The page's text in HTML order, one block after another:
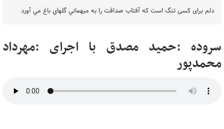
دلم برای کسی تنگ است که آفتاب صداقت را به ميهماني گلهاي باغ مي آورد
سروده :حمید مصدق با اجرای :مهرداد
محمدپور